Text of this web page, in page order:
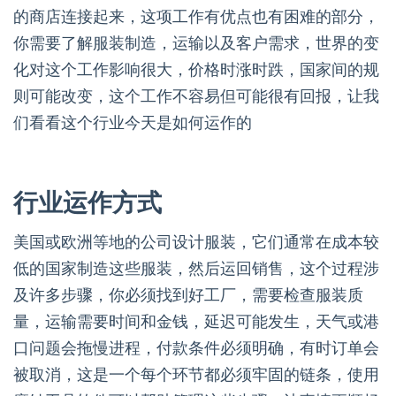
的商店连接起来，这项工作有优点也有困难的部分，
你需要了解服装制造，运输以及客户需求，世界的变
化对这个工作影响很大，价格时涨时跌，国家间的规
则可能改变，这个工作不容易但可能很有回报，让我
们看看这个行业今天是如何运作的
行业运作方式
美国或欧洲等地的公司设计服装，它们通常在成本较
低的国家制造这些服装，然后运回销售，这个过程涉
及许多步骤，你必须找到好工厂，需要检查服装质
量，运输需要时间和金钱，延迟可能发生，天气或港
口问题会拖慢进程，付款条件必须明确，有时订单会
被取消，这是一个每个环节都必须牢固的链条，使用